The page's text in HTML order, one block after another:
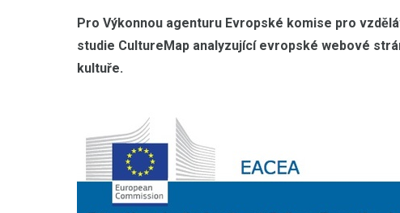
Pro Výkonnou agenturu Evropské komise pro
studie CultureMap analyzující evropské webové
kultuře.